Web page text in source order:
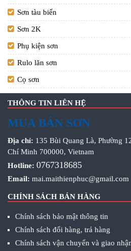
Sơn tàu biển
Sơn 2K
Phụ kiện sơn
Rulo lăn sơn
Cọ sơn
THÔNG TIN LIÊN HỆ
MUA BÁN SƠN
Địa chỉ: 135 Bùi Quang Là, Phường
Chí Minh 700000, Vietnam
Hotline: 0767318685
Email: mai.maithienphuc@gmail.com
CHÍNH SÁCH BÁN HÀNG
Chính sách bảo mật thông tin
Chính sách đổi hàng, trả hàng
Chính sách vận chuyển và giao